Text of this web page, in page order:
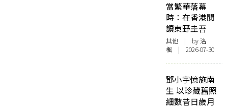
當繁華落幕
時：在香港閱
讀東野圭吾
其他 | by洛
楓 | 2026-07-30
鄧小宇憶施南
生 以珍藏舊照
細數昔日歲月